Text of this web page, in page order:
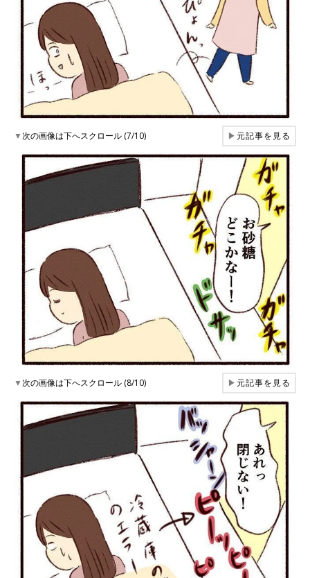
▼次の画像は下へスクロール (7/10) ▶元記事を見る
▼次の画像は下へスクロール (8/10) ▶元記事を見る